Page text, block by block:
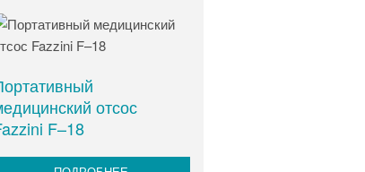
отсос
F–18